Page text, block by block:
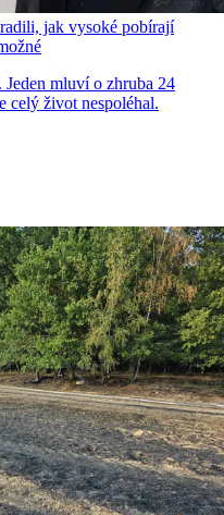
jak vysoké pobírají
mluví o zhruba 24
celý život nespoléhal.